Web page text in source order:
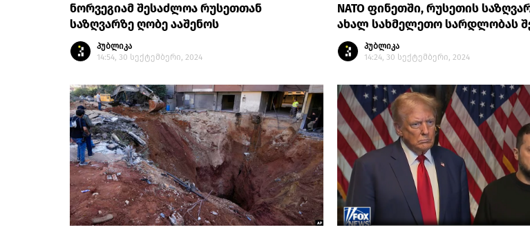
ნორვეგიამ შესაძლოა რუსეთთან
საზღვარზე ღობე ააშენოს
პუბლიკა
14:54, 30 სექტემბერი, 2024
NATO ფინეთში, რუსეთის
ახალ სახმელეთო სარდლობას
პუბლიკა
14:24, 30 სექტემბერი, 2024